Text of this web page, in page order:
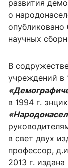
развития
о
научных
В
учреждений в
в 1994 г.
в свет двух
профессор,
2013 г. издана